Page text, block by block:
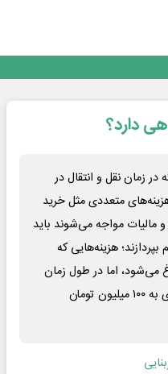
دو نمایشگاه تخصصی در شهر
دو نمایشگاه تخصصی در شهر
دارد؟
زمان نقل و انتقال در
متعددی مثل خرید
مالیات مواجه می‌شوند باید
هزینه‌هایی که
می‌شود، اما در طول زمان
جریمه به آنها تعلق گرفته و در مواردی به ۱۰۰ میلیون تومان